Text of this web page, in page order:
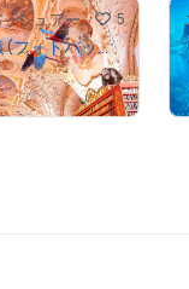
ユウトモ（フォトバッシュアーティスト） 5
知を貪る貪欲な猿（フォトバッシュアート）